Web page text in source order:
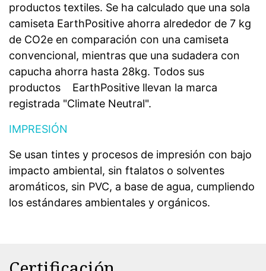
productos textiles. Se ha calculado que una sola
camiseta EarthPositive ahorra alrededor de 7 kg
de CO2e en comparación con una camiseta
convencional, mientras que una sudadera con
capucha ahorra hasta 28kg. Todos sus
productos
EarthPositive llevan la marca
registrada "Climate Neutral".
IMPRESIÓN
Se usan tintes y procesos de impresión con bajo
impacto ambiental, sin ftalatos o solventes
aromáticos, sin PVC, a base de agua, cumpliendo
los estándares ambientales y orgánicos.